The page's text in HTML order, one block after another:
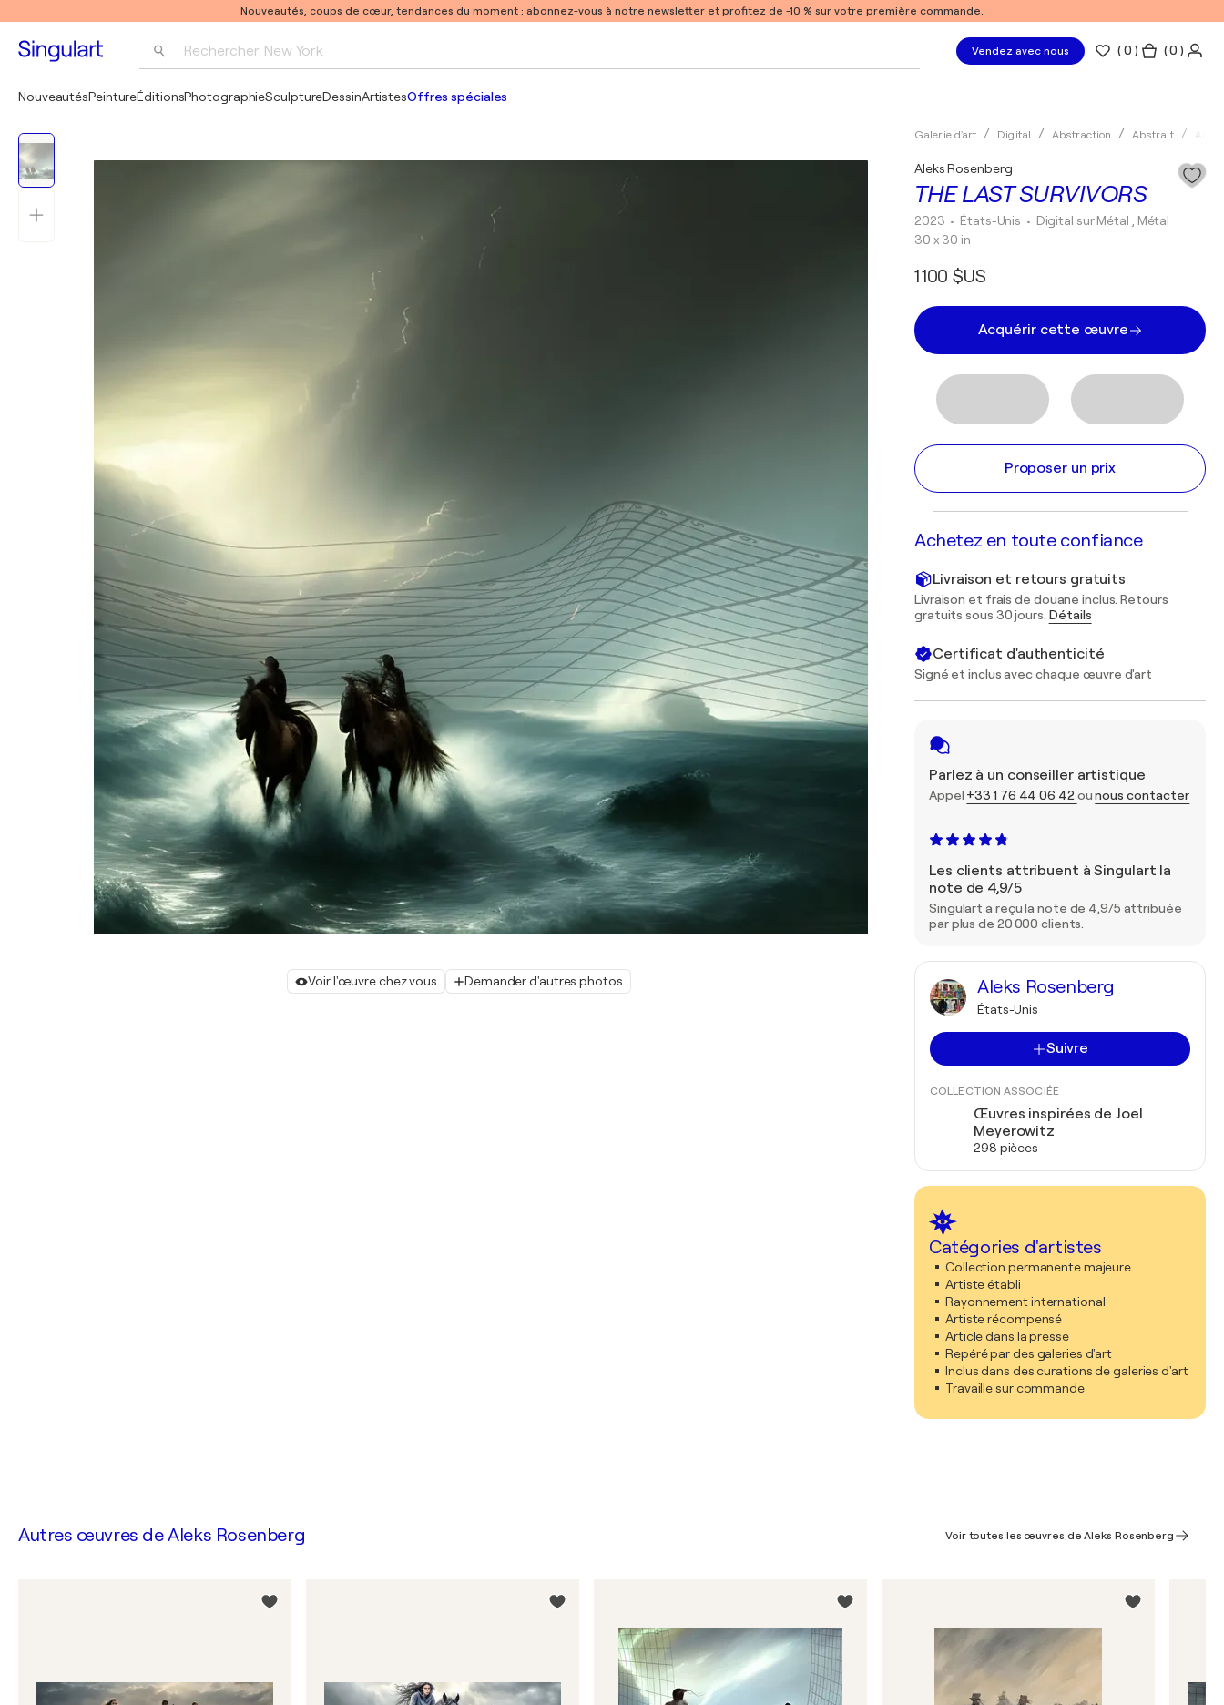
Nouveautés, coups de cœur, tendances du moment : abonnez-vous à notre newsletter et profitez de -10 % sur votre première commande.
Rechercher New York
Pablo Picasso
Vendez avec nous (0 ) ( 0 )
NouveautésPeintureÉditionsPhotographieSculptureDessinArtistesOffres spéciales
Voir l'œuvre chez vous Demander d'autres photos
Galerie d'art Digital Abstraction Abstrait
THE LAST SURVIVORS
Aleks Rosenberg
2023 • États-Unis • Digital sur Métal , Métal
30 x 30 in
1 100 $US
Acquérir cette œuvre
Proposer un prix
Achetez en toute confiance
Livraison et retours gratuits
Livraison et frais de douane inclus. Retours
gratuits sous 30 jours. Détails
Certificat d'authenticité
Signé et inclus avec chaque œuvre d'art
Parlez à un conseiller artistique
Appel +33 1 76 44 06 42 ounous contacter
Les clients attribuent à Singulart la
note de 4,9/5
Singulart a reçu la note de 4,9/5 attribuée
par plus de 20 000 clients.
Aleks Rosenberg
États-Unis
Suivre
COLLECTION ASSOCIÉE
Œuvres inspirées de Joel
Meyerowitz
298 pièces
Catégories d'artistes
Collection permanente majeure
Artiste établi
Rayonnement international
Artiste récompensé
Article dans la presse
Repéré par des galeries d'art
Inclus dans des curations de galeries d'art
Travaille sur commande
Autres œuvres deAleks Rosenberg Voir toutes les œuvres de Aleks Rosenberg